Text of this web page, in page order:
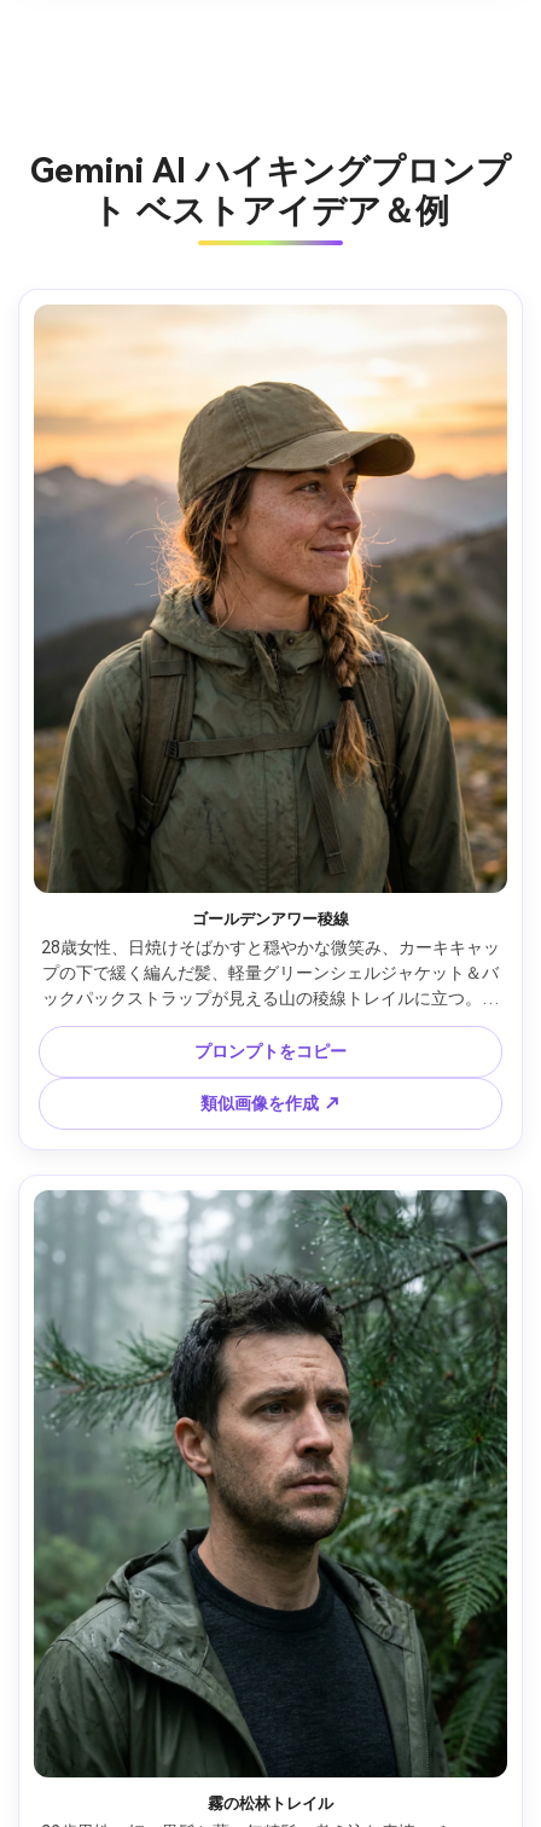
Gemini AI ハイキングプロンプ
ト ベストアイデア＆例
ゴールデンアワー稜線
28歳女性、日焼けそばかすと穏やかな微笑み、カーキキャッ
プの下で緩く編んだ髪、軽量グリーンシェルジャケット＆バ
ックパックストラップが見える山の稜線トレイルに立つ。遠
景の山々、ゴールデンアワーの逆光と柔らかなリムライト。
Sony A7IV、85mm f/1.4、浅い被写界深度のボケ、胸上フレ
ーミング、3/4ほど体をひねり自信ある冒険ムード。自然な
肌感と毛穴、リアルな影、エディトリアルなカラーグレーデ
ィング、超高精細フォーカス、高解像度 --ar 4:5
プロンプトをコピー
類似画像を作成 ↗
霧の松林トレイル